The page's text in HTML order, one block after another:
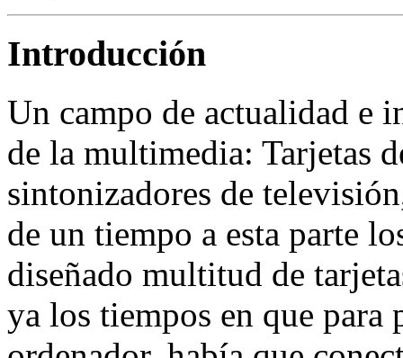
Introducción
Un campo de actualidad e
de la multimedia: Tarjetas
sintonizadores de
de un tiempo a esta parte
diseñado multitud de
ya los tiempos en que